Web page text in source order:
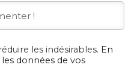
les indésirables. En
données de vos